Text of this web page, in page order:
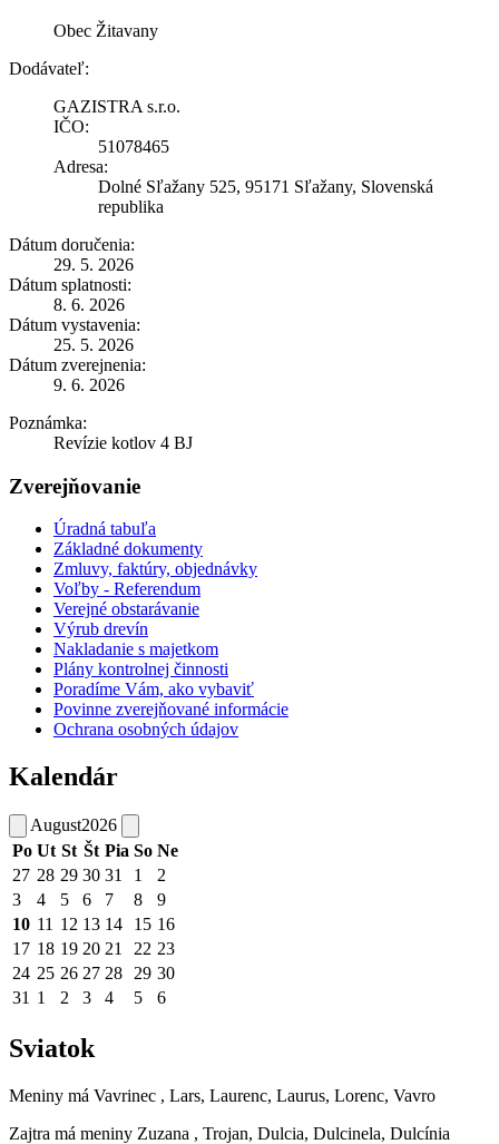
Obec Žitavany
Dodávateľ:
GAZISTRA s.r.o.
IČO:
51078465
Adresa:
Dolné Sľažany 525, 95171 Sľažany, Slovenská
republika
Dátum doručenia:
29. 5. 2026
Dátum splatnosti:
8. 6. 2026
Dátum vystavenia:
25. 5. 2026
Dátum zverejnenia:
9. 6. 2026
Poznámka:
Revízie kotlov 4 BJ
Zverejňovanie
Úradná tabuľa
Základné dokumenty
Zmluvy, faktúry, objednávky
Voľby - Referendum
Verejné obstarávanie
Výrub drevín
Nakladanie s majetkom
Plány kontrolnej činnosti
Poradíme Vám, ako vybaviť
Povinne zverejňované informácie
Ochrana osobných údajov
Kalendár
August2026
Po Ut St Št Pia So Ne
27 28 29 30 31 1
2
3
4 5 6 7 8
9
10 11 12 13 14 15 16
17 18 19 20 21 22 23
24 25 26 27 28 29 30
31 1 2 3 4 5 6
Sviatok
Meniny má Vavrinec , Lars, Laurenc, Laurus, Lorenc, Vavro
Zajtra má meniny Zuzana , Trojan, Dulcia, Dulcinela, Dulcínia